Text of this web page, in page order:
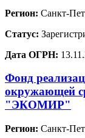
Регион: Санкт-
Статус:
Дата ОГРН:
Фонд
окружающей
"ЭКОМИР"
Регион: Санкт-